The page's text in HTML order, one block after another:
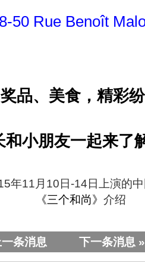
50 Rue Benoît
品、美食，精彩
和小朋友一起来了
年11月10日-14日上演的
《三个和尚》 介绍
条消息 下一条消息 »